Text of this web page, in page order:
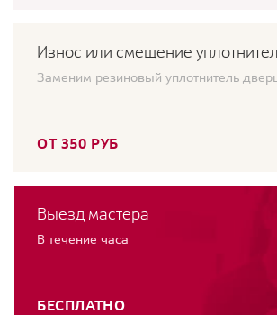
Износ или смещение
Заменим резиновый уплотнитель
ОТ 350 РУБ
Выезд мастера
В течение часа
БЕСПЛАТНО